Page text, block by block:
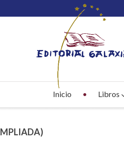
Inicio Libros